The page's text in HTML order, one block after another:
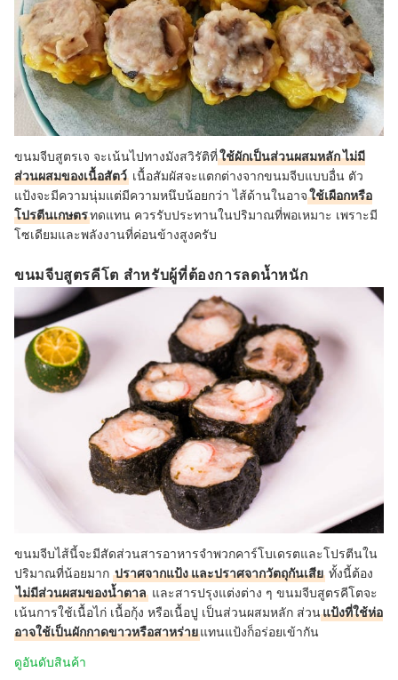
ขนมจีบสูตรเจ จะเน้นไปทางมังสวิรัติที่ใช้ผักเป็นส่วนผสมหลัก ไม่มี
ส่วนผสมของเนื้อสัตว์ เนื้อสัมผัสจะแตกต่างจากขนมจีบแบบอื่น ตัว
แป้งจะมีความนุ่มแต่มีความหนึบน้อยกว่า ไส้ด้านในอาจใช้เผือกหรือ
โปรตีนเกษตรทดแทน ควรรับประทานในปริมาณที่พอเหมาะ เพราะมี
โซเดียมและพลังงานที่ค่อนข้างสูงครับ
ขนมจีบสูตรคีโต สำหรับผู้ที่ต้องการลดน้ำหนัก
ขนมจีบไส้นี้จะมีสัดส่วนสารอาหารจำพวกคาร์โบเดรตและโปรตีนใน
ปริมาณที่น้อยมาก ปราศจากแป้ง และปราศจากวัตถุกันเสีย ทั้งนี้ต้อง
ไม่มีส่วนผสมของน้ำตาล และสารปรุงแต่งต่าง ๆ ขนมจีบสูตรคีโตจะ
เน้นการใช้เนื้อไก่ เนื้อกุ้ง หรือเนื้อปู เป็นส่วนผสมหลัก ส่วนแป้งที่ใช้ห่อ
อาจใช้เป็นผักกาดขาวหรือสาหร่ายแทนแป้งก็อร่อยเข้ากัน
ดูอันดับสินค้า